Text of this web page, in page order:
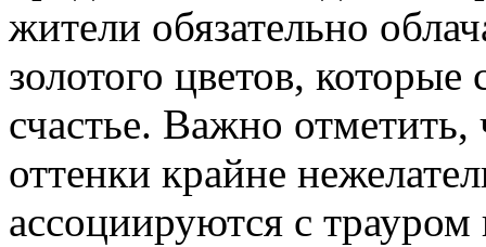
жители обязательно
золотого цветов,
счастье. Важно
оттенки крайне
ассоциируются с